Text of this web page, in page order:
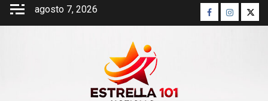
Saltar
agosto 7, 2026 Facebook
Instagram